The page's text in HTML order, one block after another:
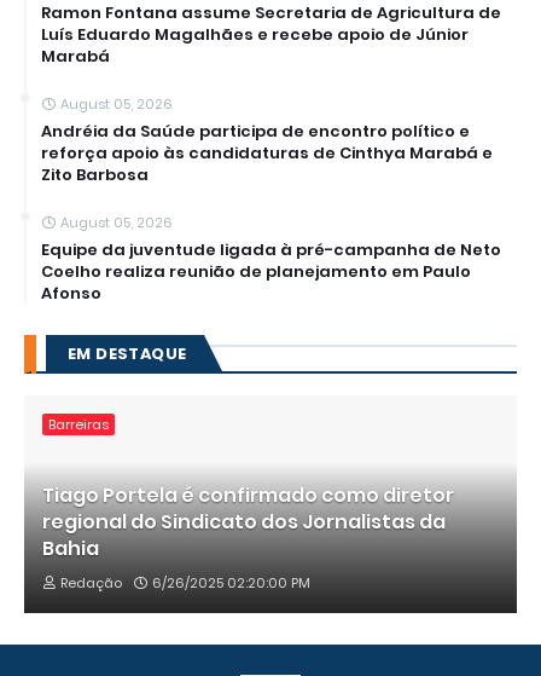
Ramon Fontana assume Secretaria de Agricultura de
Luís Eduardo Magalhães e recebe apoio de Júnior
Marabá
August 05, 2026
Andréia da Saúde participa de encontro político e
reforça apoio às candidaturas de Cinthya Marabá e
Zito Barbosa
August 05, 2026
Equipe da juventude ligada à pré-campanha de Neto
Coelho realiza reunião de planejamento em Paulo
Afonso
EM DESTAQUE
Barreiras
Tiago Portela é confirmado como diretor
regional do Sindicato dos Jornalistas da
Bahia
Redação 6/26/2025 02:20:00 PM